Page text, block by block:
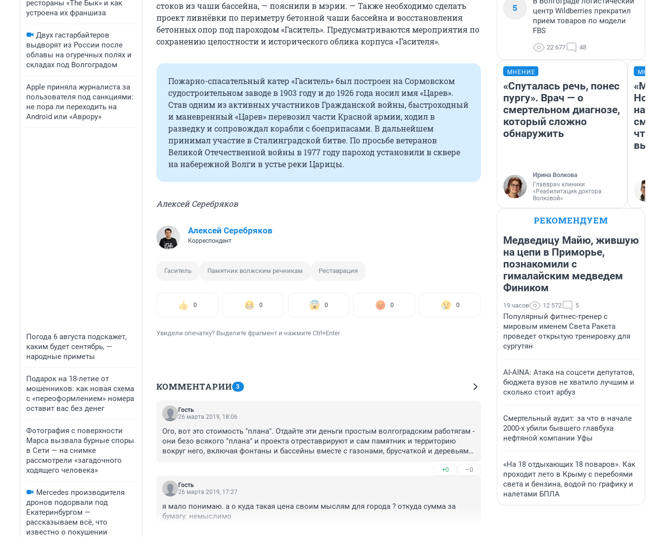
рестораны «The Бык» и как
устроена их франшиза
Двух гастарбайтеров
выдворят из России после
облавы на огуречных полях и
складах под Волгоградом
Apple приняла журналиста за
пользователя под санкциями:
не пора ли переходить на
Android или «Аврору»
Погода 6 августа подскажет,
каким будет сентябрь, —
народные приметы
Подарок на 18-летие от
мошенников: как новая схема
с «переоформлением» номера
оставит вас без денег
Фотография с поверхности
Марса вызвала бурные споры
в Сети — на снимке
рассмотрели «загадочного
ходящего человека»
Mercedes производителя
дронов подорвали под
Екатеринбургом —
рассказываем всё, что
известно о покушении
стоков из чаши бассейна, — пояснили в мэрии. — Также необходимо сделать
проект ливнёвки по периметру бетонной чаши бассейна и восстановления
бетонных опор под пароходом «Гаситель». Предусматриваются мероприятия по
сохранению целостности и исторического облика корпуса «Гасителя».
Пожарно-спасательный катер «Гаситель» был построен на Сормовском
судостроительном заводе в 1903 году и до 1926 года носил имя «Царев».
Став одним из активных участников Гражданской войны, быстроходный
и маневренный «Царев» перевозил части Красной армии, ходил в
разведку и сопровождал корабли с боеприпасами. В дальнейшем
принимал участие в Сталинградской битве. По просьбе ветеранов
Великой Отечественной войны в 1977 году пароход установили в сквере
на набережной Волги в устье реки Царицы.
Алексей Серебряков
Алексей Серебряков
Корреспондент
Гаситель Памятник волжским речникам Реставрация
0 0 0 0 0
Увидели опечатку? Выделите фрагмент и нажмите Ctrl+Enter
КОММЕНТАРИИ 3
Гость
26 марта 2019, 18:06
Ого, вот это стоимость "плана". Отдайте эти деньги простым волгоградским работягам -
они безо всякого "плана" и проекта отреставрируют и сам памятник и территорию
вокруг него, включая фонтаны и бассейны вместе с газонами, брусчаткой и деревьями.
+0 –0
Гость
26 марта 2019, 17:27
я мало понимаю. а о куда такая цена своим мыслям для города ? откуда сумма за
бумагу. немыслимо
5
центр Wildberries прекратил
прием товаров по модели
FBS
22 677 48
МНЕНИЕ
«Спуталась речь, понес
пургу». Врач — о
смертельном диагнозе,
который сложно
обнаружить
Ирина Волкова
Главврач клиники
«Реабилитация доктора
Волковой»
«Мы
РЕКОМЕНДУЕМ
Медведицу Майю, жившую
на цепи в Приморье,
познакомили с
гималайским медведем
Фиником
19 часов 12 572 5
Популярный фитнес-тренер с
мировым именем Света Ракета
проведет открытую тренировку для
сургутян
AI-AINA: Атака на соцсети депутатов,
бюджета вузов не хватило лучшим и
сколько стоит арбуз
Смертельный аудит: за что в начале
2000-х убили бывшего главбуха
нефтяной компании Уфы
«На 18 отдыхающих 18 поваров». Как
проходит лето в Крыму с перебоями
света и бензина, водой по графику и
налетами БПЛА